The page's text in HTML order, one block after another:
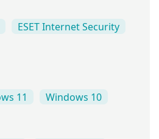
ESET Internet Security
11 Windows 10